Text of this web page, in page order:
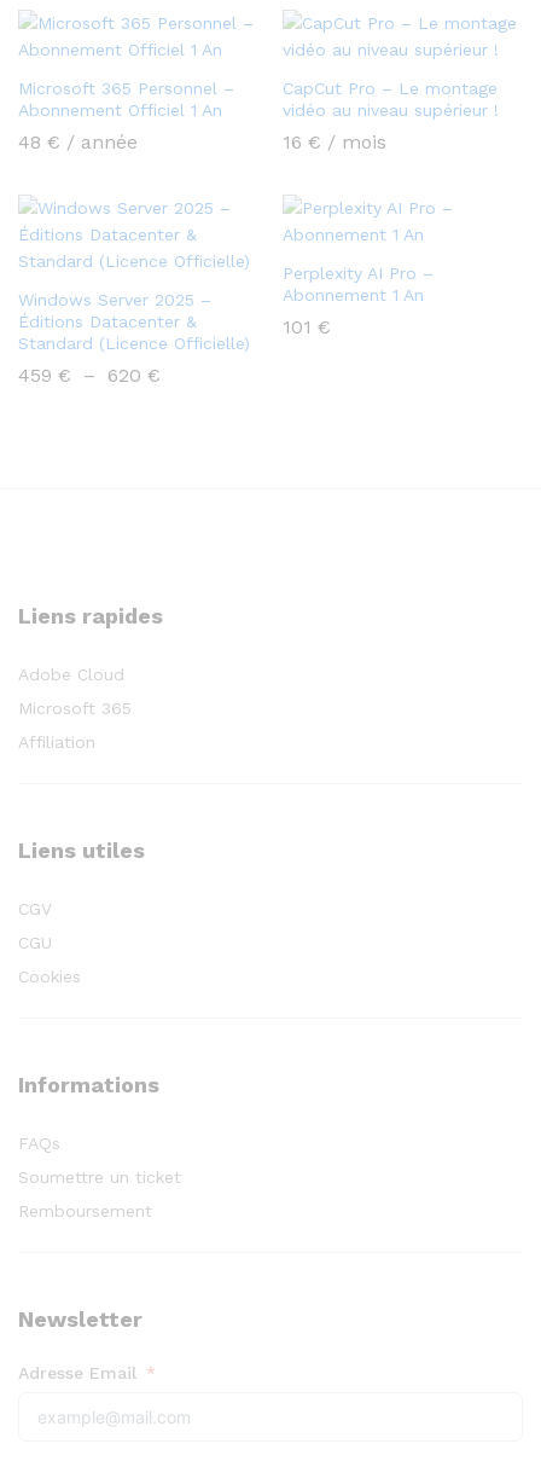
48 €
à
84 €
Microsoft 365 Personnel –
Abonnement Officiel 1 An
48 € / année
CapCut Pro – Le montage
vidéo au niveau supérieur !
16 € / mois
Windows Server 2025 –
Éditions Datacenter &
Standard (Licence Officielle)
459 € – 620 €
Perplexity AI Pro –
Abonnement 1 An
101 €
Liens rapides
Adobe Cloud
Microsoft 365
Affiliation
Liens utiles
CGV
CGU
Cookies
Informations
FAQs
Soumettre un ticket
Remboursement
Newsletter
Adresse Email